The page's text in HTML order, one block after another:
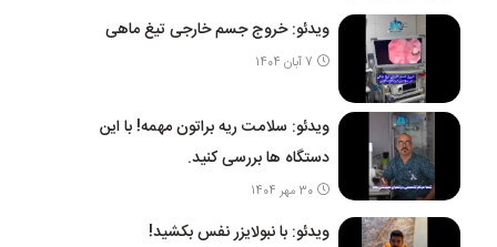
ویدئو: خروج جسم خارجی تیغ ماهی
7 آبان 1404
ویدئو: سلامت ریه براتون مهمه! با این
دستگاه ها بررسی کنید.
30 مهر 1404
ویدئو: با نبولایزر نفس بکشید!